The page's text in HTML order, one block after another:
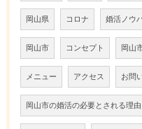
岡山県 コロナ 婚活ノウ
岡山市 コンセプト 岡山
メニュー アクセス お問
岡山市の婚活の必要とされる理由